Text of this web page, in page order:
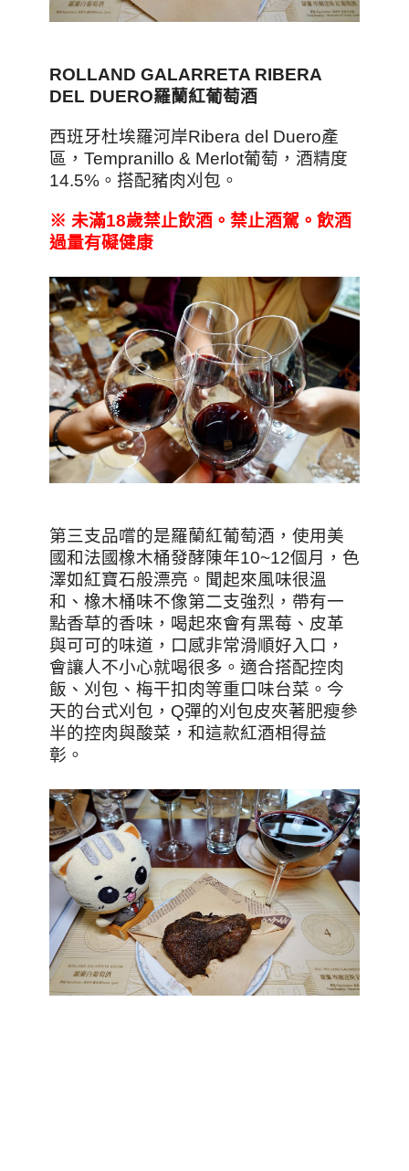
ROLLAND GALARRETA RIBERA
DEL DUERO羅蘭紅葡萄酒
西班牙杜埃羅河岸Ribera del Duero產
區，Tempranillo & Merlot葡萄，酒精度
14.5%。搭配豬肉刈包。
※ 未滿18歲禁止飲酒。禁止酒駕。飲酒
過量有礙健康
第三支品嚐的是羅蘭紅葡萄酒，使用美
國和法國橡木桶發酵陳年10~12個月，色
澤如紅寶石般漂亮。聞起來風味很溫
和、橡木桶味不像第二支強烈，帶有一
點香草的香味，喝起來會有黑莓、皮革
與可可的味道，口感非常滑順好入口，
會讓人不小心就喝很多。適合搭配控肉
飯、刈包、梅干扣肉等重口味台菜。今
天的台式刈包，Q彈的刈包皮夾著肥瘦參
半的控肉與酸菜，和這款紅酒相得益
彰。